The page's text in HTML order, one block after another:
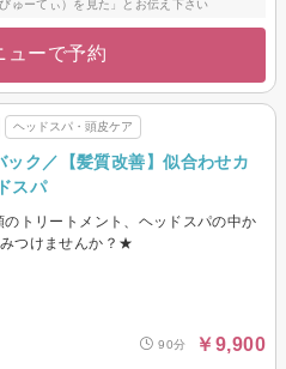
ゅーてぃ）を見た」とお伝え下さい
ューで予約
ヘッドスパ・頭皮ケア
ク／【髪質改善】似合わせカ
スパ
トリートメント、ヘッドスパの中か
つけませんか？★
90分 ￥9,900